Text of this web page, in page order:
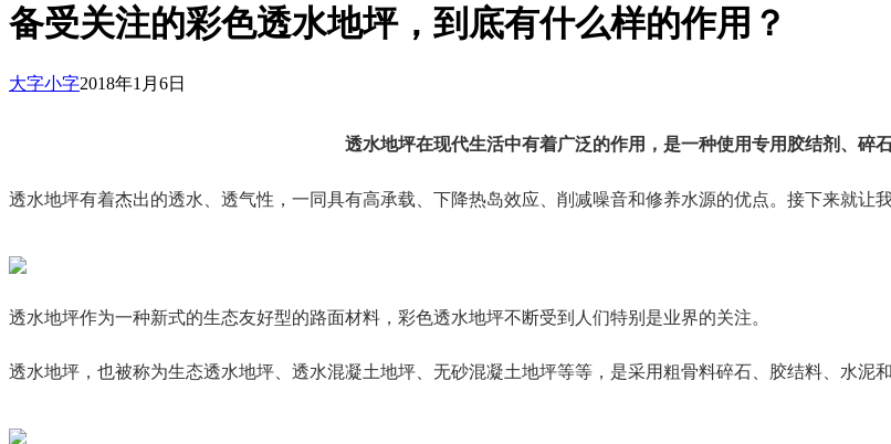
备受关注的彩色透水地坪，到底有什么样的作用？
大字小字2018年1月6日
透水地坪在现代生活中有着广泛的作用，是一种使用专用胶结剂、碎
透水地坪有着杰出的透水、透气性，一同具有高承载、下降热岛效应、削减噪音和修养水源的优点。接下来就让
透水地坪作为一种新式的生态友好型的路面材料，彩色透水地坪不断受到人们特别是业界的关注。
透水地坪，也被称为生态透水地坪、透水混凝土地坪、无砂混凝土地坪等等，是采用粗骨料碎石、胶结料、水泥